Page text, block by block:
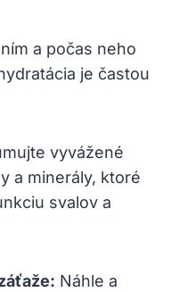
a počas neho
je častou
vyvážené
a minerály, ktoré
svalov a
Náhle a